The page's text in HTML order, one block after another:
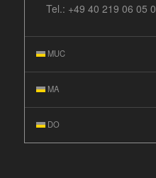
Tel.: +49 40 219 06 05 0
MUC
MA
DO